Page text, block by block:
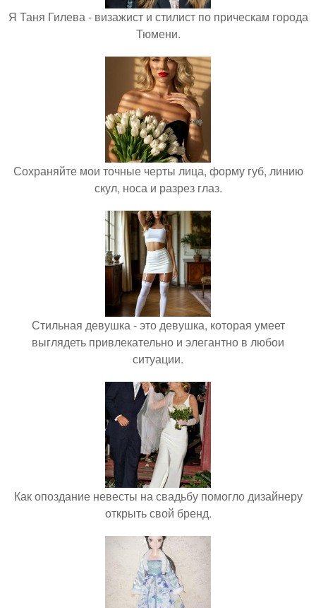
Я Таня Гилева - визажист и стилист по прическам города
Тюмени.
Сохраняйте мои точные черты лица, форму губ, линию
скул, носа и разрез глаз.
Стильная девушка - это девушка, которая умеет
выглядеть привлекательно и элегантно в любои
ситуации.
Как опоздание невесты на свадьбу помогло дизайнеру
открыть свой бренд.